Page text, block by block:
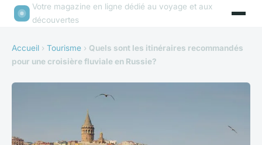
Votre magazine en ligne dédié au voyage et aux
découvertes
Accueil › Tourisme › Quels sont les itinéraires recommandés
pour une croisière fluviale en Russie?